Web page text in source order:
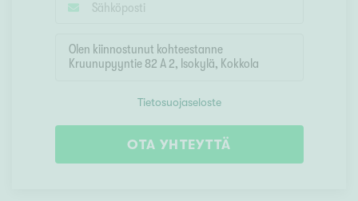
Tietosuojaseloste
OTA YHTEYTTÄ